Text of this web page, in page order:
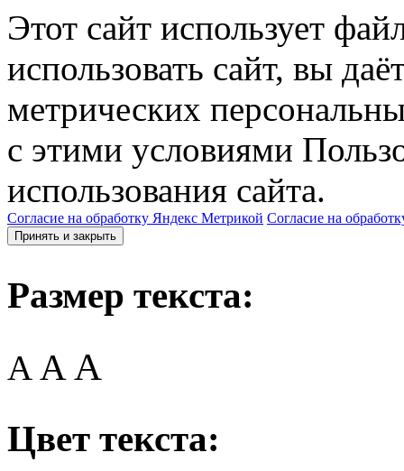
Этот сайт использует
использовать сайт, вы
метрических
с этими условиями
использования сайта.
Согласие на обработку Яндекс Метрикой Согласие на
Принять и закрыть
Размер текста:
A AA
Цвет текста: